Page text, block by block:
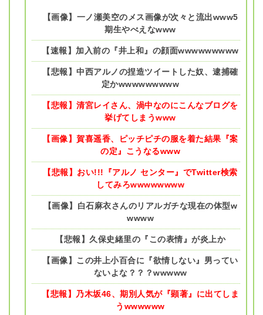
【画像】一ノ瀬美空のメス画像が次々と流出www5
期生やべえなwww
【速報】加入前の『井上和』の顔面wwwwwwwww
【悲報】中西アルノの捏造ツイートした奴、逮捕確
定かwwwwwwwww
【悲報】清宮レイさん、渦中なのにこんなブログを
挙げてしまうwww
【画像】賀喜遥香、ピッチピチの服を着た結果『案
の定』こうなるwww
【悲報】おい!!!『アルノ センター』でTwitter検索
してみろwwwwwwww
【画像】白石麻衣さんのリアルガチな現在の体型w
wwww
【悲報】久保史緒里の『この表情』が炎上か
【画像】この井上小百合に『欲情しない』男ってい
ないよな？？？wwwww
【悲報】乃木坂46、期別人気が『顕著』に出てしま
うwwwwww